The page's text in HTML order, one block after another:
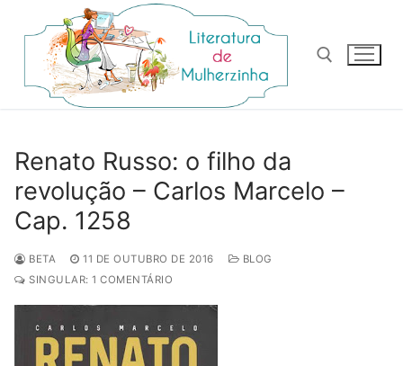
para
conteúdo
Renato Russo: o filho da
revolução – Carlos Marcelo –
Cap. 1258
BETA 11 DE OUTUBRO DE 2016
BLOG
SINGULAR: 1 COMENTÁRIO